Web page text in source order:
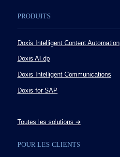
PRODUITS
Doxis Intelligent Content Automation
Doxis AI.dp
Doxis Intelligent Communications
Doxis for SAP
Toutes les solutions ➔
POUR LES CLIENTS